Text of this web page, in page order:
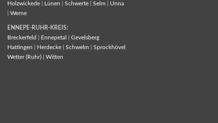
Holzwickede
Lünen Schwerte Selm
Unna
Werne
ENNEPE-RUHR-KREIS:
Breckerfeld
Ennepetal
Gevelsberg
Hattingen
Herdecke Schwelm
Sprockhövel
Wetter (Ruhr)
Witten